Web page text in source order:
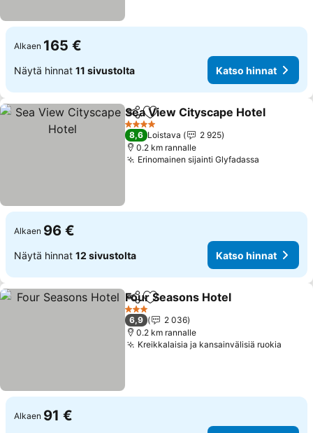
Alkaen 165 €
Näytä hinnat 11 sivustolta Katso hinnat
Jaa Lisää suosikkeihin
Sea View Cityscape Hotel
4 Tähtiluokitus
8,6 Loistava
2 925
0.2 km rannalle
Erinomainen sijainti Glyfadassa
Alkaen 96 €
Näytä hinnat 12 sivustolta Katso hinnat
Jaa Lisää suosikkeihin
Four Seasons Hotel
3 Tähtiluokitus
6,9
2 036
0.2 km rannalle
Kreikkalaisia ja kansainvälisiä ruokia
Alkaen 91 €